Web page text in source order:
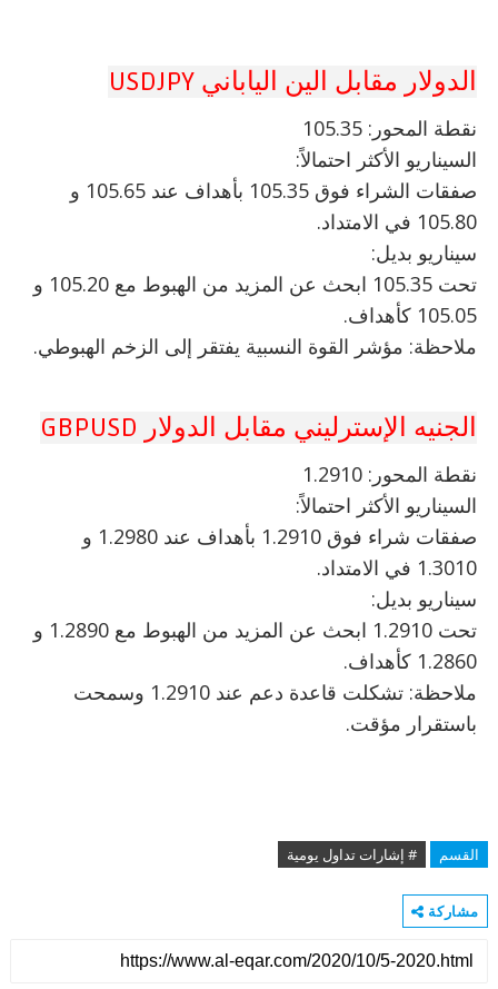
الدولار مقابل الين الياباني USDJPY
نقطة المحور: 105.35
السيناريو الأكثر احتمالاً:
صفقات الشراء فوق 105.35 بأهداف عند 105.65 و
105.80 في الامتداد.
سيناريو بديل:
تحت 105.35 ابحث عن المزيد من الهبوط مع 105.20 و
105.05 كأهداف.
ملاحظة: مؤشر القوة النسبية يفتقر إلى الزخم الهبوطي.
الجنيه الإسترليني مقابل الدولار GBPUSD
نقطة المحور: 1.2910
السيناريو الأكثر احتمالاً:
صفقات شراء فوق 1.2910 بأهداف عند 1.2980 و
1.3010 في الامتداد.
سيناريو بديل:
تحت 1.2910 ابحث عن المزيد من الهبوط مع 1.2890 و
1.2860 كأهداف.
ملاحظة: تشكلت قاعدة دعم عند 1.2910 وسمحت
باستقرار مؤقت.
القسم # إشارات تداول يومية
مشاركة